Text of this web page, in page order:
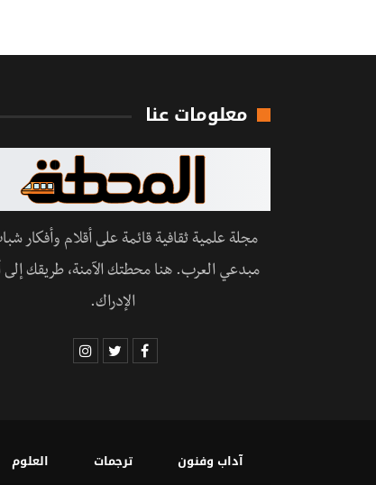
معلومات عنا
مجلة علمية ثقافية قائمة على أقلام وأفكار
مبدعي العرب. هنا محطتك الآمنة، طريقك إلى
الإدراك.
آداب وفنون ترجمات العلوم